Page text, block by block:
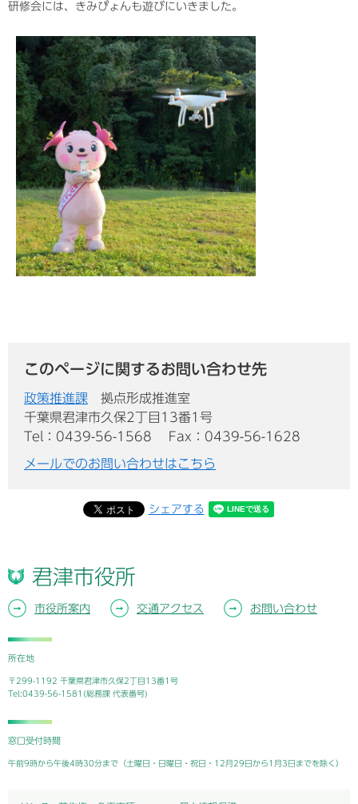
研修会には、きみぴょんも遊びにいきました。
このページに関するお問い合わせ先
政策推進課
拠点形成推進室
千葉県君津市久保2丁目13番1号
Tel：0439-56-1568
Fax：0439-56-1628
メールでのお問い合わせはこちら
シェアする
君津市役所
市役所案内 交通アクセス お問い合わせ
所在地
〒299-1192 千葉県君津市久保2丁目13番1号
Tel:0439-56-1581(総務課 代表番号)
窓口受付時間
午前9時から午後4時30分まで（土曜日・日曜日・祝日・12月29日から1月3日までを除く）